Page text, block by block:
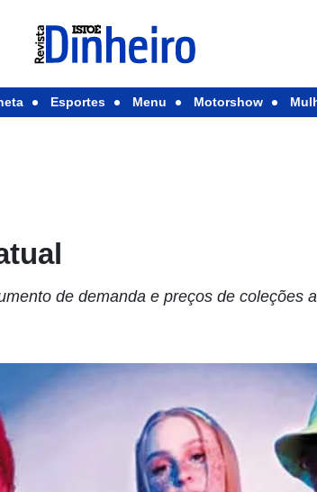
Esportes Menu Motorshow
de demanda e preços de coleções